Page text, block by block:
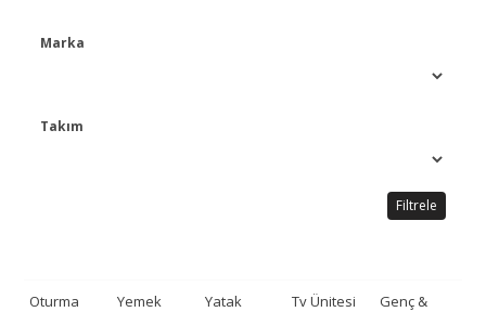
Marka
Takım
Filtrele
Oturma
Yemek
Yatak
Tv Ünitesi
Genç &